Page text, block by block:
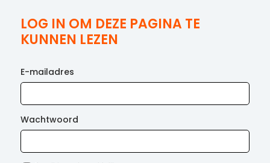
LOG IN OM DEZE PAGINA TE
KUNNEN LEZEN
E-mailadres
Wachtwoord